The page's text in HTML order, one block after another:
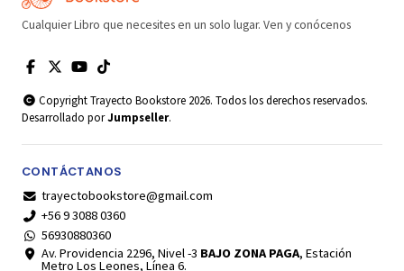
Cualquier Libro que necesites en un solo lugar. Ven y conócenos
Copyright Trayecto Bookstore 2026. Todos los derechos reservados.
Desarrollado porJumpseller.
CONTÁCTANOS
trayectobookstore@gmail.com
+56 9 3088 0360
56930880360
Av. Providencia 2296, Nivel -3 BAJO ZONA PAGA, Estación
Metro Los Leones, Línea 6.